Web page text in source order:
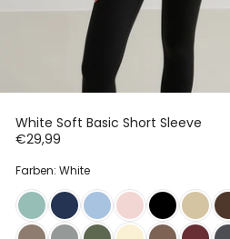
White Soft Basic Short Sleeve
€29,99
Farben: White